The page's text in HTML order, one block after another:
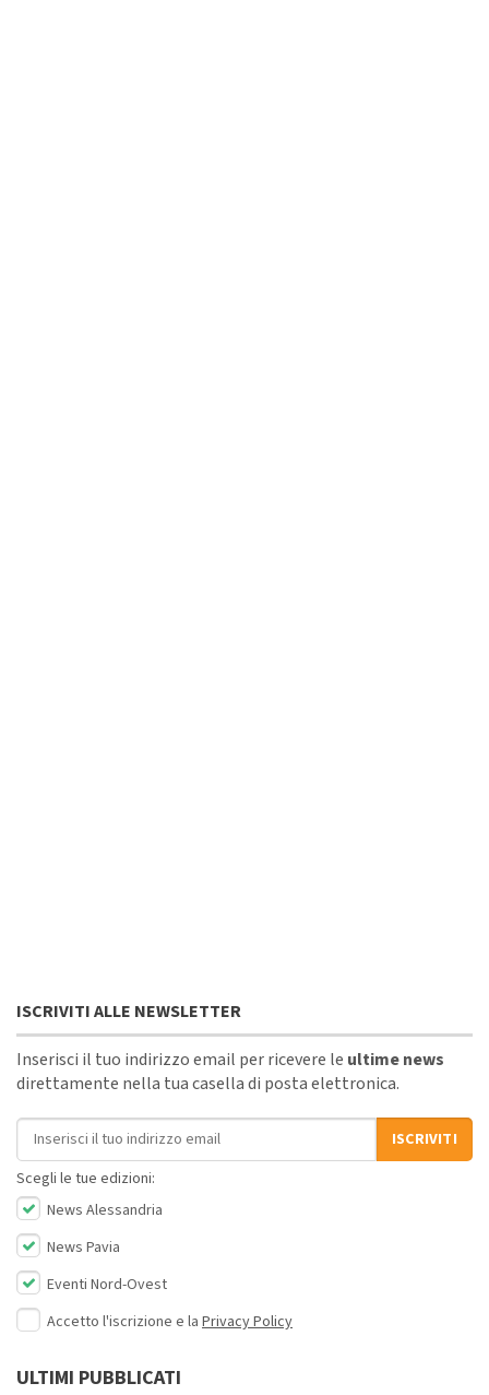
ISCRIVITI ALLE NEWSLETTER
Inserisci il tuo indirizzo email per ricevere le ultime news
direttamente nella tua casella di posta elettronica.
Indirizzo email
ISCRIVITI
Scegli le tue edizioni:
News Alessandria
News Pavia
Eventi Nord-Ovest
Accetto l'iscrizione e la Privacy Policy
ULTIMI PUBBLICATI